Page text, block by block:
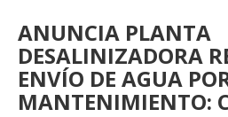
ANUNCIA PLANTA
DESALINIZADORA
ENVÍO DE AGUA
MANTENIMIENTO: